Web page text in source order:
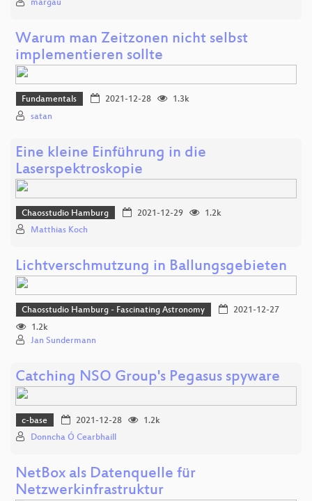
margau
Warum man Zeitzonen nicht selbst
implementieren sollte
Fundamentals 2021-12-28
1.3k
satan
Eine kleine Einführung in die
Laserspektroskopie
Chaosstudio Hamburg 2021-12-29
1.2k
Matthias Koch
Lichtverschmutzung in Ballungsgebieten
Chaosstudio Hamburg - Fascinating Astronomy
2021-12-27
1.2k
Jan Sundermann
Catching NSO Group's Pegasus spyware
c-base 2021-12-28
1.2k
Donncha Ó Cearbhaill
NetBox als Datenquelle für
Netzwerkinfrastruktur